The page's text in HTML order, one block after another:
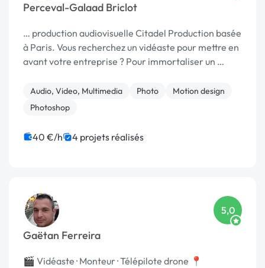
Perceval-Galaad Briclot
… production audiovisuelle Citadel Production basée
à Paris. Vous recherchez un vidéaste pour mettre en
avant votre entreprise ? Pour immortaliser un …
Audio, Video, Multimedia Photo
Motion design
Photoshop
40 €/h 4 projets réalisés
Gaëtan Ferreira
5,0
🎬 Vidéaste · Monteur · Télépilote drone 📍